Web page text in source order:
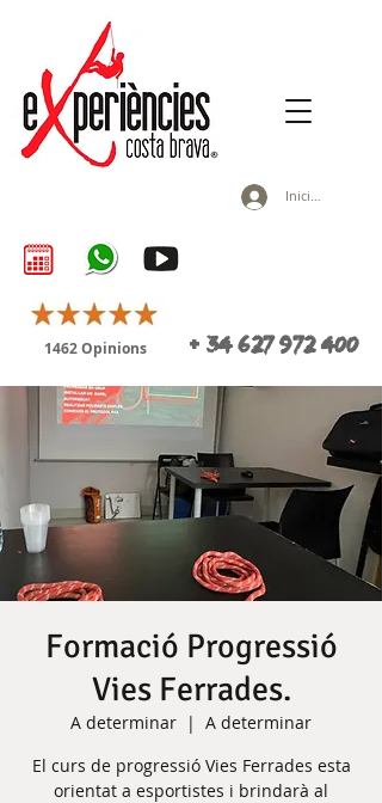
Inicia la sessió
1462 Opinions + 34 627 972 400
Formació Progressió
Vies Ferrades.
A determinar
  |
A determinar
El curs de progressió Vies Ferrades esta
orientat a esportistes i brindarà al